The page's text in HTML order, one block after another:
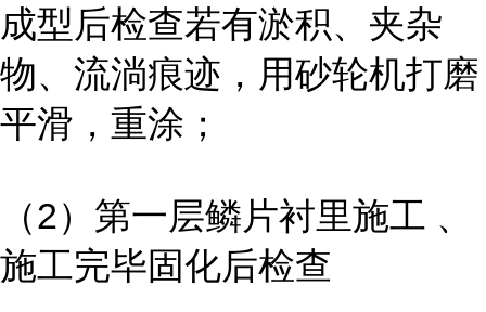
成型后检查若有淤积、夹杂
物、流淌痕迹，用砂轮机打磨
平滑，重涂；
（2）第一层鳞片衬里施工 、
施工完毕固化后检查